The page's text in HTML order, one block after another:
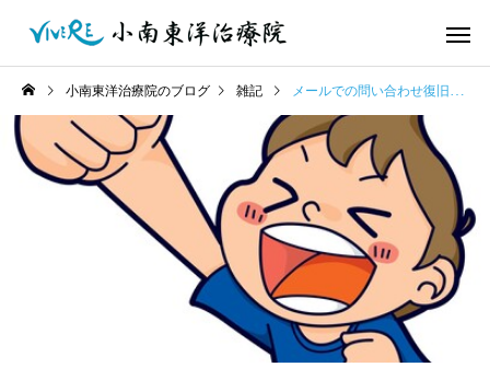
小南東洋治療院のブログ 雑記 メールでの問い合わせ復旧しました！